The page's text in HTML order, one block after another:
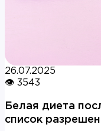
26.07.2025
👁 3543
Белая диета
список